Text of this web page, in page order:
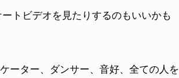
トビデオを見たりするのもいいかも
ーター、ダンサー、音好、全ての人を